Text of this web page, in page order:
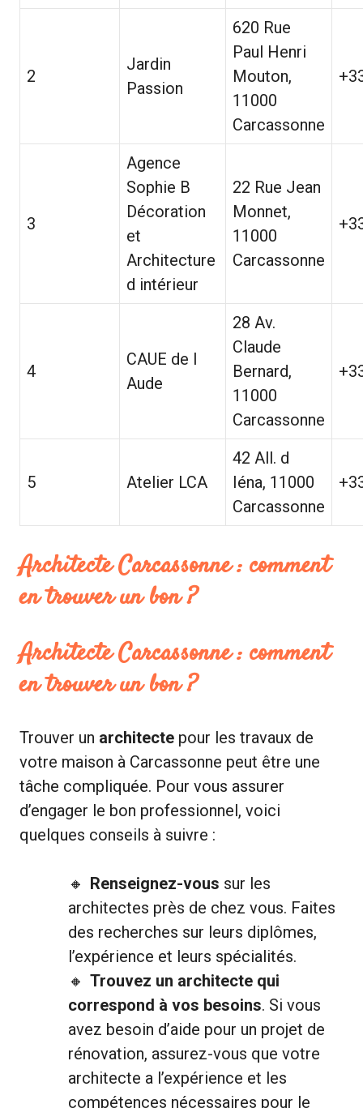
2
Jardin
Passion
620 Rue
Paul Henri
Mouton,
11000
Carcassonne
3
Agence
Sophie B
Décoration
et
Architecture
d intérieur
22 Rue Jean
Monnet,
11000
Carcassonne
4
CAUE de l
Aude
28 Av.
Claude
Bernard,
11000
Carcassonne
5 Atelier LCA
42 All. d
Iéna, 11000
Carcassonne
Architecte Carcassonne : comment
en trouver un bon ?
Architecte Carcassonne : comment
en trouver un bon ?
Trouver un architecte pour les travaux de
votre maison à Carcassonne peut être une
tâche compliquée. Pour vous assurer
d’engager le bon professionnel, voici
quelques conseils à suivre :
Renseignez-vous sur les
architectes près de chez vous. Faites
des recherches sur leurs diplômes,
l’expérience et leurs spécialités.
Trouvez un architecte qui
correspond à vos besoins. Si vous
avez besoin d’aide pour un projet de
rénovation, assurez-vous que votre
architecte a l’expérience et les
compétences nécessaires pour le